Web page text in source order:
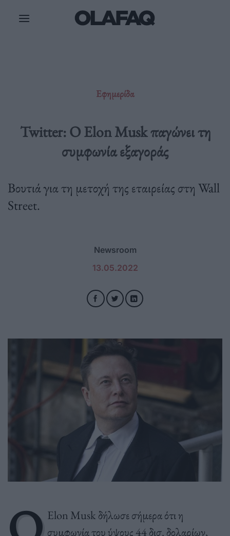
Εφημερίδα
Twitter: Ο Elon Musk παγώνει τη
συμφωνία εξαγοράς
Βουτιά για τη μετοχή της εταιρείας στη Wall
Street.
Newsroom
13.05.2022
Elon Musk δήλωσε σήμερα ότι η
συμφωνία του ύψους 44 δισ. δολαρίων,